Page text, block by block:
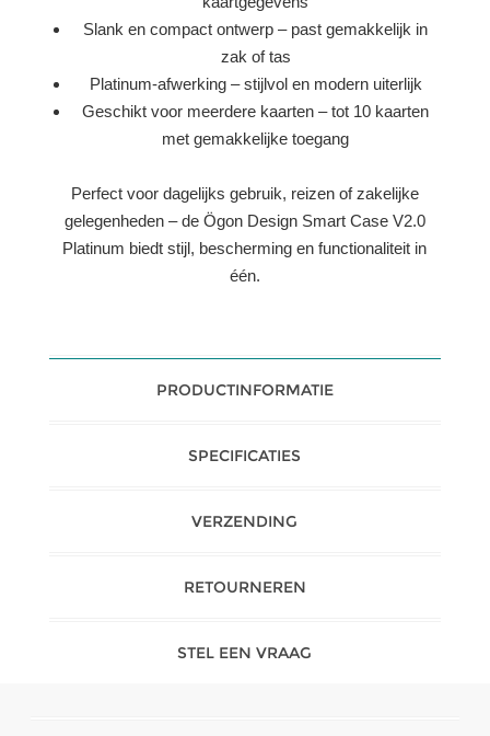
Slank en compact ontwerp – past gemakkelijk in
zak of tas
Platinum-afwerking – stijlvol en modern uiterlijk
Geschikt voor meerdere kaarten – tot 10 kaarten
met gemakkelijke toegang
Perfect voor dagelijks gebruik, reizen of zakelijke
gelegenheden – de Ögon Design Smart Case V2.0
Platinum biedt stijl, bescherming en functionaliteit in
één.
PRODUCTINFORMATIE
SPECIFICATIES
VERZENDING
RETOURNEREN
STEL EEN VRAAG